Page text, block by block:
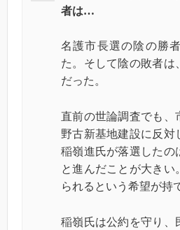
者は…
名護市長選の陰の勝
た。そして陰の敗者は
だった。
直前の世論調査でも、
野古新基地建設に反対
稲嶺進氏が落選したの
と進んだことが大きい
られるという希望が持
稲嶺氏は公約を守り、